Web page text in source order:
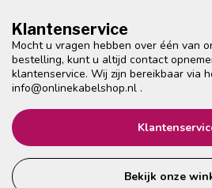
Klantenservice
Mocht u vragen hebben over één van
bestelling, kunt u altijd contact
klantenservice. Wij zijn bereikbaar via
info@onlinekabelshop.nl .
Bekijk onze